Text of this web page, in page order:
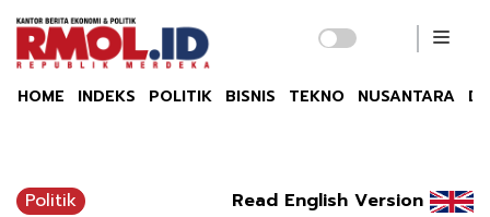
HOME INDEKS POLITIK BISNIS TEKNO NUSANTARA
Politik Read English Version